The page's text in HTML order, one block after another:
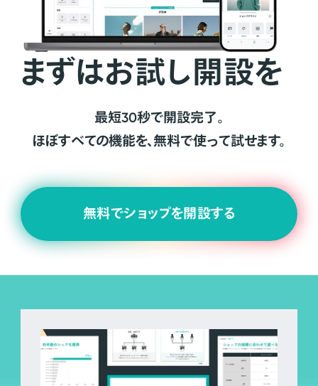
まずはお試し開設を
最短30秒で開設完了。
ほぼすべての機能を、無料で使って試せます。
無料でショップを開設する